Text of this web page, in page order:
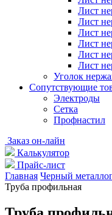
Лист
Лист
Лист
Лист
Лист
Лист
Уголок
Cопутствующие
Электроды
Сетка
Профнастил
Заказ он-лайн
Калькулятор
Прайс-лист
Главная Черный
Труба профильная